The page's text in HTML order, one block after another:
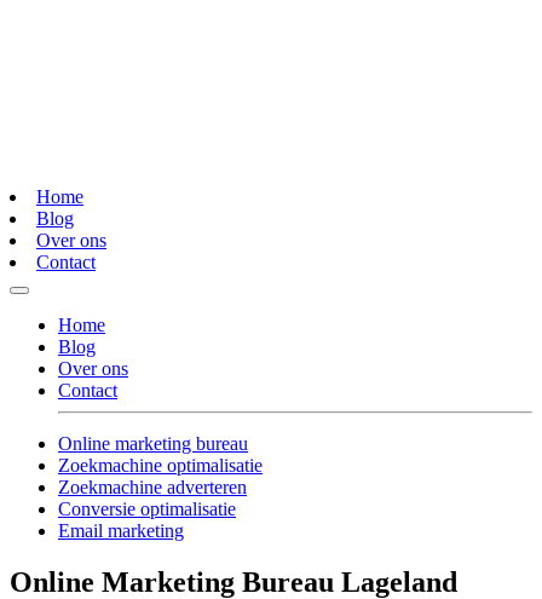
Home
Blog
Over ons
Contact
Home
Blog
Over ons
Contact
Online marketing bureau
Zoekmachine optimalisatie
Zoekmachine adverteren
Conversie optimalisatie
Email marketing
Online Marketing Bureau Lageland